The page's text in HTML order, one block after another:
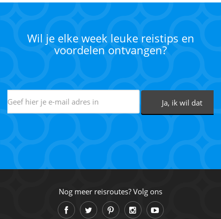
Wil je elke week leuke reistips en
voordelen ontvangen?
Nog meer reisroutes? Volg ons